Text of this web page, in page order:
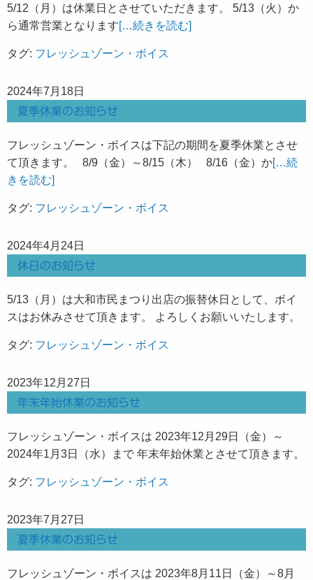
5/12（月）は休業日とさせていただきます。 5/13（火）か
ら通常営業となります[…続きを読む]
タグ: フレッシュゾーン・ボイス
2024年7月18日
夏季休業のお知らせ
フレッシュゾーン・ボイスは下記の期間を夏季休業とさせ
て頂きます。 8/9（金）～8/15（木） 8/16（金）か[…続
きを読む]
タグ: フレッシュゾーン・ボイス
2024年4月24日
休日のお知らせ
5/13（月）は大和市民まつり出店の振替休日として、ボイ
スはお休みさせて頂きます。 よろしくお願いいたします。
タグ: フレッシュゾーン・ボイス
2023年12月27日
年末年始休業のお知らせ
フレッシュゾーン・ボイスは 2023年12月29日（金）～
2024年1月3日（水）まで 年末年始休業とさせて頂きます。
タグ: フレッシュゾーン・ボイス
2023年7月27日
夏季休業のお知らせ
フレッシュゾーン・ボイスは 2023年8月11日（金）～8月